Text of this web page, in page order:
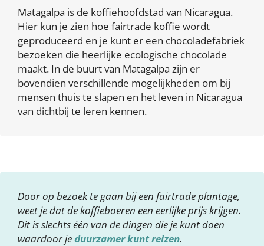
Matagalpa is de koffiehoofdstad van Nicaragua.
Hier kun je zien hoe fairtrade koffie wordt
geproduceerd en je kunt er een chocoladefabriek
bezoeken die heerlijke ecologische chocolade
maakt. In de buurt van Matagalpa zijn er
bovendien verschillende mogelijkheden om bij
mensen thuis te slapen en het leven in Nicaragua
van dichtbij te leren kennen.
Door op bezoek te gaan bij een fairtrade plantage,
weet je dat de koffieboeren een eerlijke prijs krijgen.
Dit is slechts één van de dingen die je kunt doen
waardoor jeduurzamer kunt reizen.